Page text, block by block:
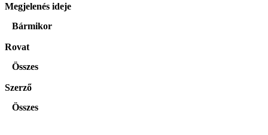
Megjelenés ideje
Bármikor
Rovat
Összes
Szerző
Összes